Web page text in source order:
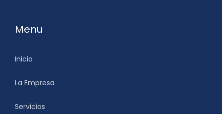
Menu
Inicio
La Empresa
Servicios